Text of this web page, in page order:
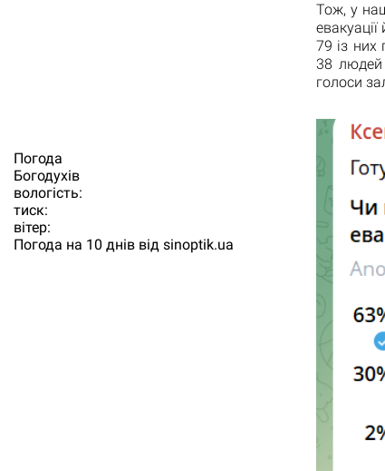
Погода
Богодухiв
вологість:
тиск:
вітер:
Погода на 10 днів від sinoptik.ua
Тож, у
79 із них
38 людей
голоси